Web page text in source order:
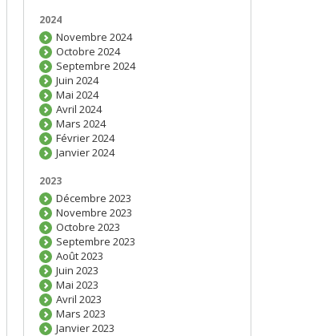
2024
Novembre 2024
Octobre 2024
Septembre 2024
Juin 2024
Mai 2024
Avril 2024
Mars 2024
Février 2024
Janvier 2024
2023
Décembre 2023
Novembre 2023
Octobre 2023
Septembre 2023
Août 2023
Juin 2023
Mai 2023
Avril 2023
Mars 2023
Janvier 2023